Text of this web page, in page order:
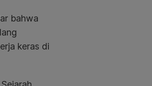
bahwa
keras di